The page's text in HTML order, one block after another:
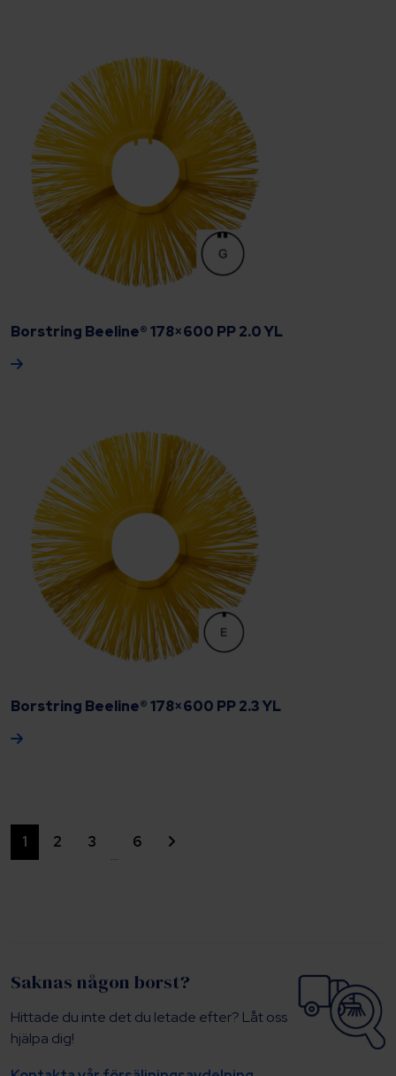
Borstring Beeline® 178×600 PP 2.0 YL
Borstring Beeline® 178×600 PP 2.3 YL
1 2 3
…
6
Saknas någon borst?
Hittade du inte det du letade efter? Låt oss
hjälpa dig!